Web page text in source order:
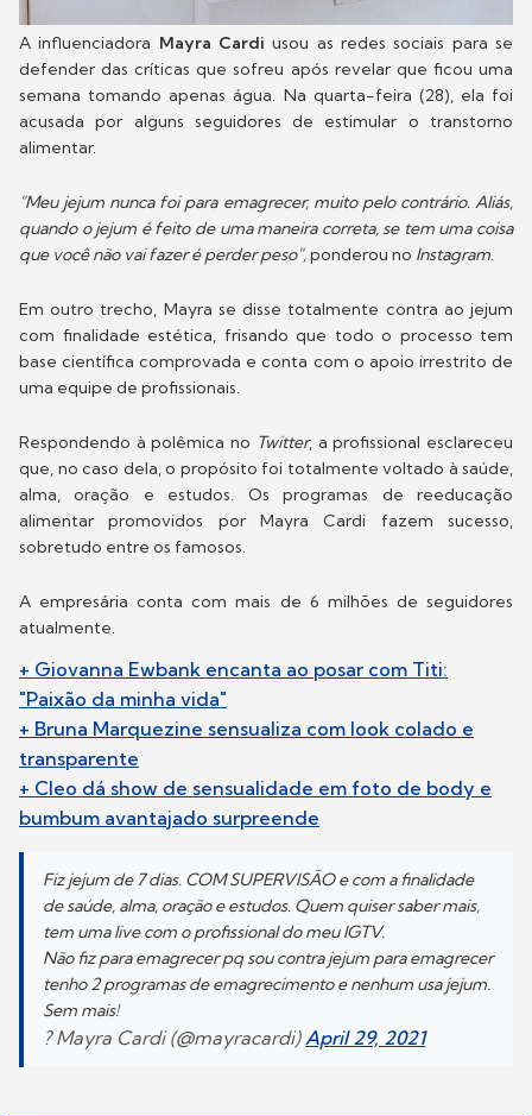
A influenciadora Mayra Cardiusou as redes sociais para se
defender das críticas que sofreu após revelar que ficou uma
semana tomando apenas água. Na quarta-feira (28), ela foi
acusada por alguns seguidores de estimular o transtorno
alimentar.
"Meu jejum nunca foi para emagrecer, muito pelo contrário. Aliás,
quando o jejum é feito de uma maneira correta, se tem uma coisa
que você não vai fazer é perder peso",ponderou no Instagram.
Em outro trecho, Mayra se disse totalmente contra ao jejum
com finalidade estética, frisando que todo o processo tem
base científica comprovada e conta com o apoio irrestrito de
uma equipe de profissionais.
Respondendo à polêmica no Twitter, a profissional esclareceu
que, no caso dela, o propósito foi totalmente voltado à saúde,
alma, oração e estudos. Os programas de reeducação
alimentar promovidos por Mayra Cardi fazem sucesso,
sobretudo entre os famosos.
A empresária conta com mais de 6 milhões de seguidores
atualmente.
+ Giovanna Ewbank encanta ao posar com Titi:
"Paixão da minha vida"
+ Bruna Marquezine sensualiza com look colado e
transparente
+ Cleo dá show de sensualidade em foto de body e
bumbum avantajado surpreende
Fiz jejum de 7 dias. COM SUPERVISÃO e com a finalidade
de saúde, alma, oração e estudos. Quem quiser saber mais,
tem uma live com o profissional do meu IGTV.
Não fiz para emagrecer pq sou contra jejum para emagrecer
tenho 2 programas de emagrecimento e nenhum usa jejum.
Sem mais!
? Mayra Cardi (@mayracardi)April 29, 2021